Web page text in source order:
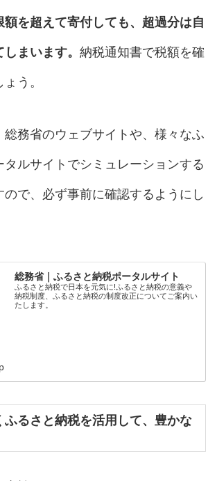
額を超えて寄付しても、超過分は自
まいます。 納税通知書で税額を確
う。
総務省のウェブサイトや、様々なふ
タルサイトでシミュレーションする
ので、必ず事前に確認するようにし
総務省｜ふるさと納税ポータルサイト
ふるさと納税で日本を元気に!ふるさと納税の意義や
納税制度、ふるさと納税の制度改正についてご案内い
たします。
ふるさと納税を活用して、豊かな